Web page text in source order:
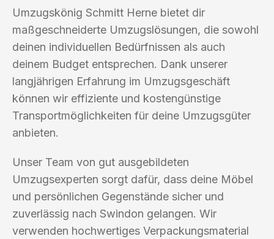
Umzugskönig Schmitt Herne bietet dir
maßgeschneiderte Umzugslösungen, die sowohl
deinen individuellen Bedürfnissen als auch
deinem Budget entsprechen. Dank unserer
langjährigen Erfahrung im Umzugsgeschäft
können wir effiziente und kostengünstige
Transportmöglichkeiten für deine Umzugsgüter
anbieten.
Unser Team von gut ausgebildeten
Umzugsexperten sorgt dafür, dass deine Möbel
und persönlichen Gegenstände sicher und
zuverlässig nach Swindon gelangen. Wir
verwenden hochwertiges Verpackungsmaterial